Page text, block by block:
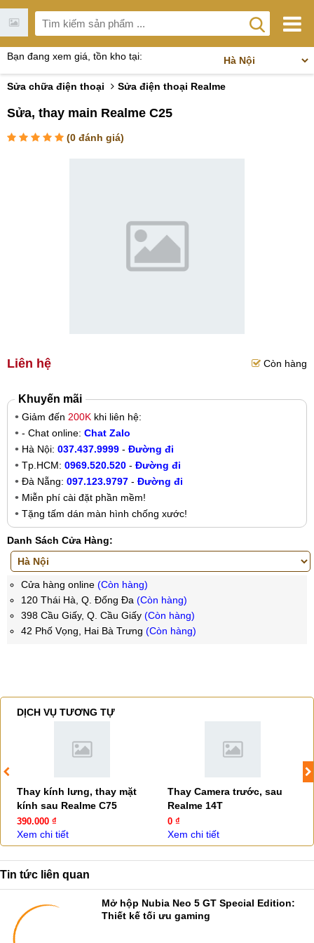
Bạn đang xem giá, tồn kho tại:
Sửa chữa điện thoại Sửa điện thoại Realme
Sửa, thay main Realme C25
(0 đánh giá)
Liên hệ Còn hàng
Khuyến mãi
Giảm đến 200K khi liên hệ:
- Chat online: Chat Zalo
Hà Nội: 037.437.9999 - Đường đi
Tp.HCM: 0969.520.520 - Đường đi
Đà Nẵng: 097.123.9797 - Đường đi
Miễn phí cài đặt phần mềm!
Tặng tấm dán màn hình chống xước!
Danh Sách Cửa Hàng:
Cửa hàng online (Còn hàng)
120 Thái Hà, Q. Đống Đa (Còn hàng)
398 Cầu Giấy, Q. Cầu Giấy (Còn hàng)
42 Phố Vọng, Hai Bà Trưng (Còn hàng)
DỊCH VỤ TƯƠNG TỰ
Thay kính lưng, thay mặt
kính sau Realme C75
390.000 ₫
Xem chi tiết
Thay Camera trước, sau
Realme 14T
0 ₫
Xem chi tiết
Tin tức liên quan
Mở hộp Nubia Neo 5 GT Special Edition:
Thiết kế tối ưu gaming